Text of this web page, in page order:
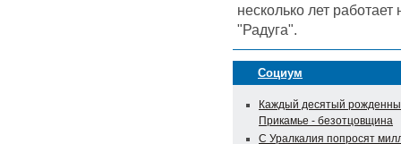
несколько лет
"Радуга".
Социум
Каждый десятый
Прикамье - безотцовщина
С Уралкалия попросят